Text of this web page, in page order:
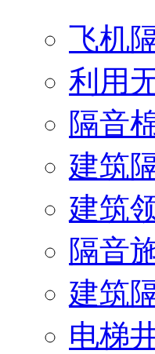
飞机
利用
隔音
建筑
建筑
隔音
建筑
电梯